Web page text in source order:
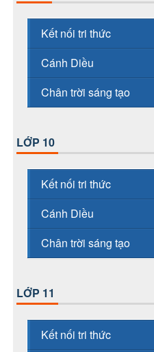
Kết nối tri thức
Cánh Diều
Chân trời sáng tạo
LỚP 10
Kết nối tri thức
Cánh Diều
Chân trời sáng tạo
LỚP 11
Kết nối tri thức